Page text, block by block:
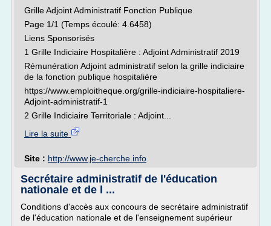
Grille Adjoint Administratif Fonction Publique
Page 1/1 (Temps écoulé: 4.6458)
Liens Sponsorisés
1 Grille Indiciaire Hospitalière : Adjoint Administratif 2019
Rémunération Adjoint administratif selon la grille indiciaire
de la fonction publique hospitalière
https://www.emploitheque.org/grille-indiciaire-hospitaliere-
Adjoint-administratif-1
2 Grille Indiciaire Territoriale : Adjoint...
Lire la suite
Site : http://www.je-cherche.info
Secrétaire administratif de l'éducation
nationale et de l ...
Conditions d'accès aux concours de secrétaire administratif
de l'éducation nationale et de l'enseignement supérieur